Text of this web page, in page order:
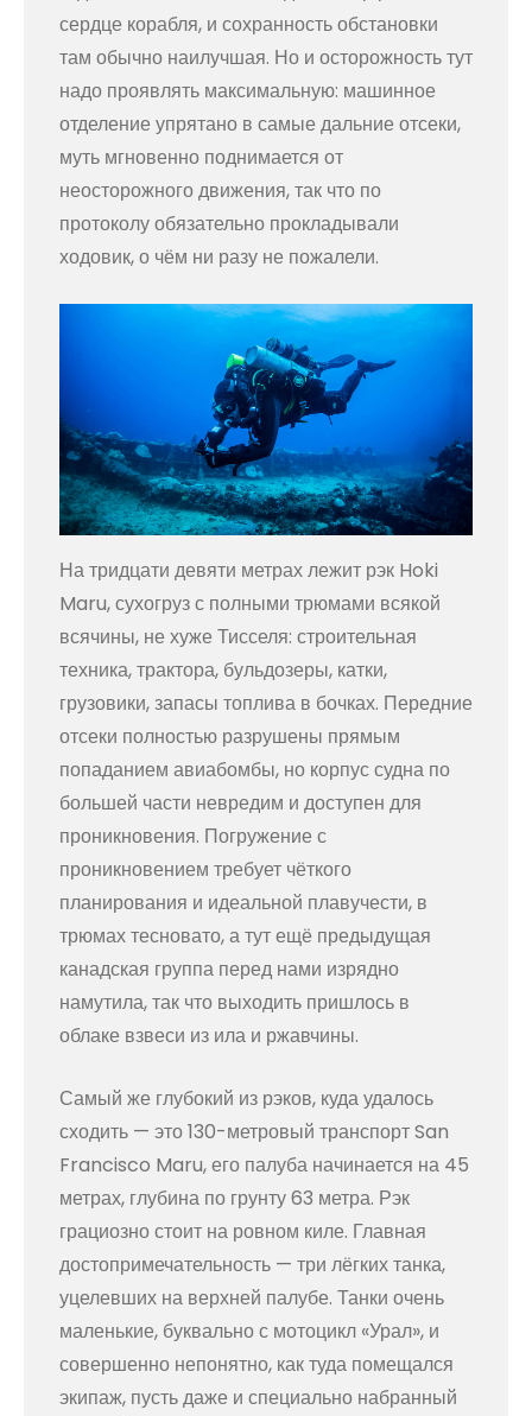
сердце корабля, и сохранность обстановки
там обычно наилучшая. Но и осторожность тут
надо проявлять максимальную: машинное
отделение упрятано в самые дальние отсеки,
муть мгновенно поднимается от
неосторожного движения, так что по
протоколу обязательно прокладывали
ходовик, о чём ни разу не пожалели.
На тридцати девяти метрах лежит рэк Hoki
Maru, сухогруз с полными трюмами всякой
всячины, не хуже Тисселя: строительная
техника, трактора, бульдозеры, катки,
грузовики, запасы топлива в бочках. Передние
отсеки полностью разрушены прямым
попаданием авиабомбы, но корпус судна по
большей части невредим и доступен для
проникновения. Погружение с
проникновением требует чёткого
планирования и идеальной плавучести, в
трюмах тесновато, а тут ещё предыдущая
канадская группа перед нами изрядно
намутила, так что выходить пришлось в
облаке взвеси из ила и ржавчины.
Самый же глубокий из рэков, куда удалось
сходить — это 130-метровый транспорт San
Francisco Maru, его палуба начинается на 45
метрах, глубина по грунту 63 метра. Рэк
грациозно стоит на ровном киле. Главная
достопримечательность — три лёгких танка,
уцелевших на верхней палубе. Танки очень
маленькие, буквально с мотоцикл «Урал», и
совершенно непонятно, как туда помещался
экипаж, пусть даже и специально набранный